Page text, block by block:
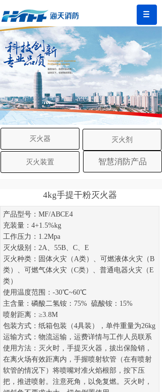
灭火器 灭火剂
智慧消防产品
灭火装置
4kg手提干粉灭火器
产品型号：MF/ABCE4
充装量：4+1.5%kg
工作压力：1.2Mpa
灭火级别：2A、55B、C、E
灭火种类：固体火灾（A类）、可燃液体火灾（B
类）、可燃气体火灾（C类）、普通电器火灾（E
类）
使用温度范围：-30℃~60℃
主含量：磷酸二氢铵：75% 硫酸铵：15%
喷射距离：≥3.8M
包装方式：纸箱包装（4具装），单件重量为26kg
运输方式：物流运输，运费详情与工作人员联系
使用方法：灭火时，手提灭火器，拔出保险销，
在离火场有效距离内，手握喷射软管（在有喷射
软管的情况下）将喷嘴对准火焰根部，按下压
把，推进喷射。注意死角，以免复燃。灭火时，